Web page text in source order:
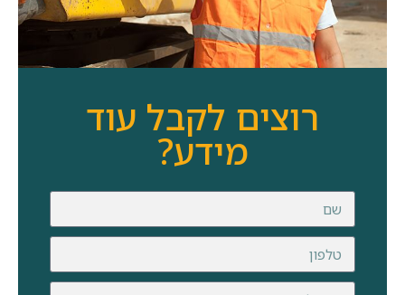
רוצים לקבל עוד
מידע?